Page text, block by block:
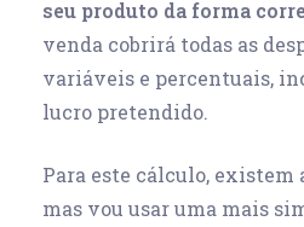
seu produto da forma
venda cobrirá todas as
variáveis e percentuais,
lucro pretendido.
Para este cálculo, existem
mas vou usar uma mais